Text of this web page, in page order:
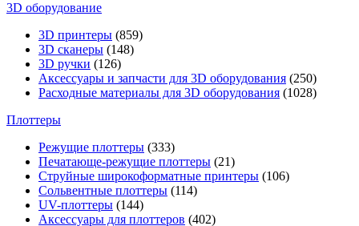
3D оборудование
3D принтеры (859)
3D сканеры (148)
3D ручки (126)
Аксессуары и запчасти для 3D оборудования (250)
Расходные материалы для 3D оборудования (1028)
Плоттеры
Режущие плоттеры (333)
Печатающе-режущие плоттеры (21)
Струйные широкоформатные принтеры (106)
Сольвентные плоттеры (114)
UV-плоттеры (144)
Аксессуары для плоттеров (402)